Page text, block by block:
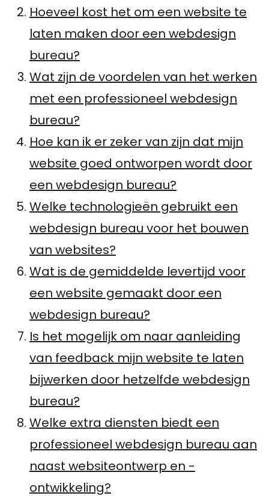
Hoeveel kost het om een website te
laten maken door een webdesign
bureau?
Wat zijn de voordelen van het werken
met een professioneel webdesign
bureau?
Hoe kan ik er zeker van zijn dat mijn
website goed ontworpen wordt door
een webdesign bureau?
Welke technologieën gebruikt een
webdesign bureau voor het bouwen
van websites?
Wat is de gemiddelde levertijd voor
een website gemaakt door een
webdesign bureau?
Is het mogelijk om naar aanleiding
van feedback mijn website te laten
bijwerken door hetzelfde webdesign
bureau?
Welke extra diensten biedt een
professioneel webdesign bureau aan
naast websiteontwerp en -
ontwikkeling?